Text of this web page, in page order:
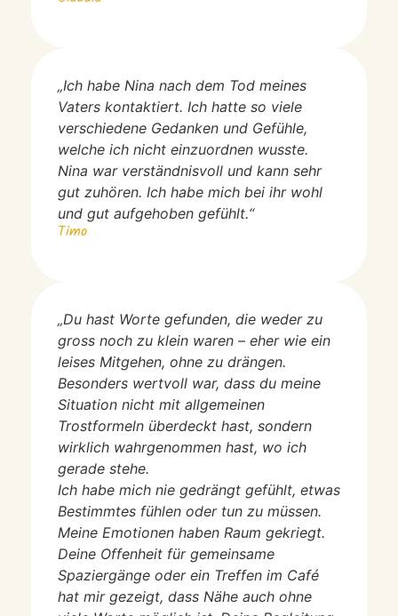
„Ich habe Nina nach dem Tod meines
Vaters kontaktiert. Ich hatte so viele
verschiedene Gedanken und Gefühle,
welche ich nicht einzuordnen wusste.
Nina war verständnisvoll und kann sehr
gut zuhören. Ich habe mich bei ihr wohl
und gut aufgehoben gefühlt.“
Timo
„Du hast Worte gefunden, die weder zu
gross noch zu klein waren – eher wie ein
leises Mitgehen, ohne zu drängen.
Besonders wertvoll war, dass du meine
Situation nicht mit allgemeinen
Trostformeln überdeckt hast, sondern
wirklich wahrgenommen hast, wo ich
gerade stehe.
Ich habe mich nie gedrängt gefühlt, etwas
Bestimmtes fühlen oder tun zu müssen.
Meine Emotionen haben Raum gekriegt.
Deine Offenheit für gemeinsame
Spaziergänge oder ein Treffen im Café
hat mir gezeigt, dass Nähe auch ohne